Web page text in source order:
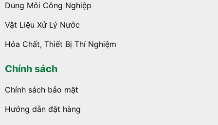
Dung Môi Công Nghiệp
Vật Liệu Xử Lý Nước
Hóa Chất, Thiết Bị Thí Nghiệm
Chính sách
Chính sách bảo mật
Hướng dẫn đặt hàng